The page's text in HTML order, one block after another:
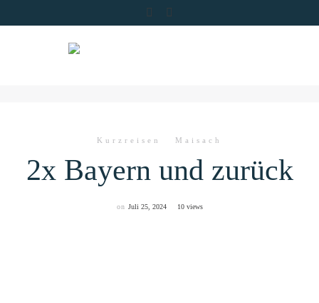
to
Kurzreisen Maisach
2x Bayern und zurück
on Juli 25, 2024 10 views